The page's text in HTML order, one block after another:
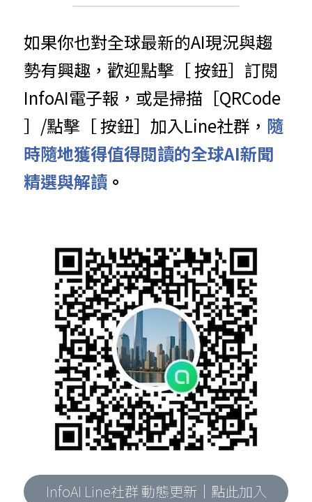
如果你也對全球最新的AI現況與趨
勢有興趣，歡迎點擊［ 按鈕］訂閱
InfoAI電子報，或是掃描［QRCode
］/點擊［ 按鈕］加入Line社群， 隨
時隨地獲得值得閱讀的全球AI新聞
精選與解讀 。
InfoAI Line社群 動態更新｜點此加入